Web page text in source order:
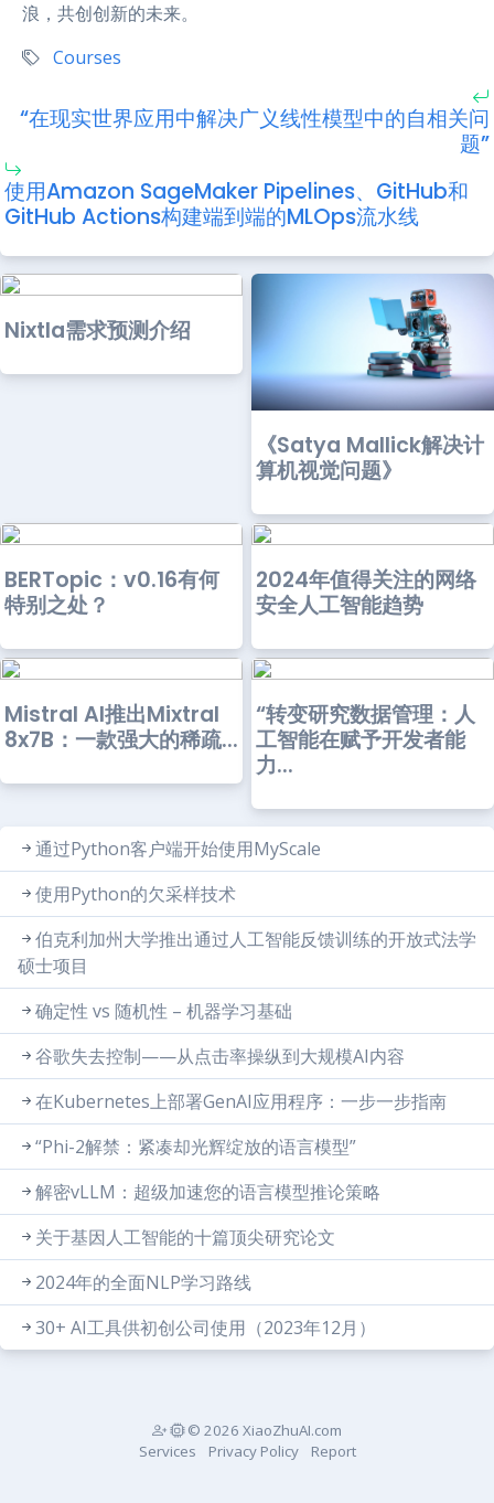
浪，共创创新的未来。
Courses
“在现实世界应用中解决广义线性模型中的自相关问
题”
使用Amazon SageMaker Pipelines、GitHub和
GitHub Actions构建端到端的MLOps流水线
Nixtla需求预测介绍
《Satya Mallick解决计
算机视觉问题》
BERTopic：v0.16有何
特别之处？
2024年值得关注的网络
安全人工智能趋势
Mistral AI推出Mixtral
8x7B：一款强大的稀疏...
“转变研究数据管理：人
工智能在赋予开发者能
力...
通过Python客户端开始使用MyScale
使用Python的欠采样技术
伯克利加州大学推出通过人工智能反馈训练的开放式法学
硕士项目
确定性 vs 随机性 – 机器学习基础
谷歌失去控制——从点击率操纵到大规模AI内容
在Kubernetes上部署GenAI应用程序：一步一步指南
“Phi-2解禁：紧凑却光辉绽放的语言模型”
解密vLLM：超级加速您的语言模型推论策略
关于基因人工智能的十篇顶尖研究论文
2024年的全面NLP学习路线
30+ AI工具供初创公司使用（2023年12月）
© 2026 XiaoZhuAI.com
Services
Privacy Policy Report